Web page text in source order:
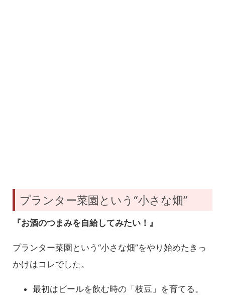
プランター菜園という“小さな畑”
『お酒のつまみを自給してみたい！』
プランター菜園という“小さな畑”をやり始めたきっ
かけはコレでした。
最初はビールを飲む時の「枝豆」を育てる。